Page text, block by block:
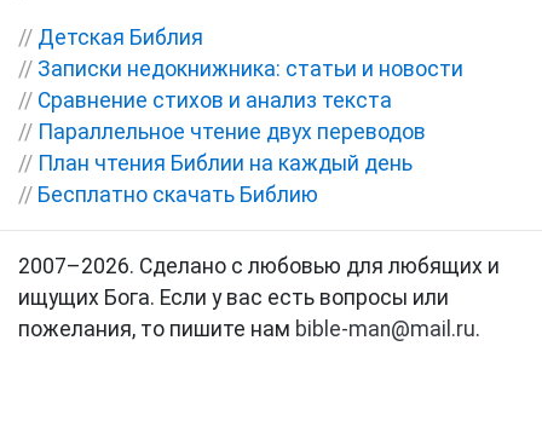
// Детская Библия
// Записки недокнижника: статьи и новости
// Сравнение стихов и анализ текста
// Параллельное чтение двух переводов
// План чтения Библии на каждый день
// Бесплатно скачать Библию
2007–2026. Сделано с любовью для любящих и
ищущих Бога. Если у вас есть вопросы или
пожелания, то пишите нам bible-man@mail.ru.